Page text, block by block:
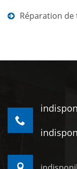
Réparation